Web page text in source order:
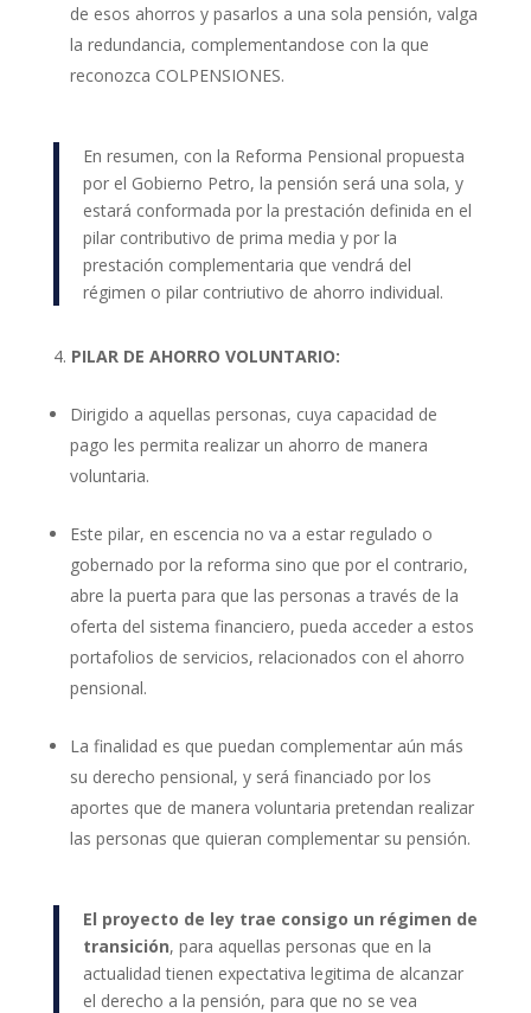
de esos ahorros y pasarlos a una sola pensión, valga
la redundancia, complementandose con la que
reconozca COLPENSIONES.
En resumen, con la Reforma Pensional propuesta
por el Gobierno Petro, la pensión será una sola, y
estará conformada por la prestación definida en el
pilar contributivo de prima media y por la
prestación complementaria que vendrá del
régimen o pilar contriutivo de ahorro individual.
PILAR DE AHORRO VOLUNTARIO:
Dirigido a aquellas personas, cuya capacidad de
pago les permita realizar un ahorro de manera
voluntaria.
Este pilar, en escencia no va a estar regulado o
gobernado por la reforma sino que por el contrario,
abre la puerta para que las personas a través de la
oferta del sistema financiero, pueda acceder a estos
portafolios de servicios, relacionados con el ahorro
pensional.
La finalidad es que puedan complementar aún más
su derecho pensional, y será financiado por los
aportes que de manera voluntaria pretendan realizar
las personas que quieran complementar su pensión.
El proyecto de ley trae consigo un régimen de
transición, para aquellas personas que en la
actualidad tienen expectativa legitima de alcanzar
el derecho a la pensión, para que no se vea